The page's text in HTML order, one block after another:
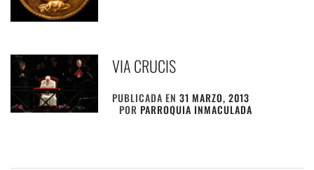
VIA CRUCIS
PUBLICADA EN31 MARZO, 2013
PORPARROQUIA INMACULADA